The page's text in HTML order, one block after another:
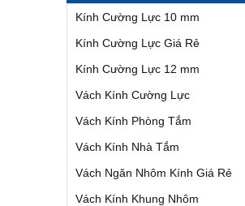
Kính Cường Lực 10 mm
Kính Cường Lực Giá Rẻ
Kính Cường Lực 12 mm
Vách Kính Cường Lực
Vách Kính Phòng Tắm
Vách Kính Nhà Tắm
Vách Ngăn Nhôm Kính Giá Rẻ
Vách Kính Khung Nhôm